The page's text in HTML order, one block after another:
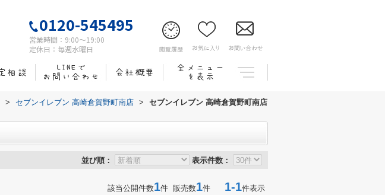
0120-545495
営業時間：9:00～19:00
定休日：毎週水曜日
> セブンイレブン 高崎倉賀野町南店 >
セブンイレブン 高崎倉賀野町南店
並び順： 表示件数：
該当公開件数1件 販売数1件 1-1件表示